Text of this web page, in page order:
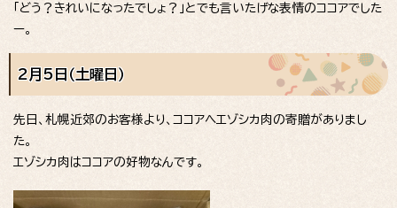
「どう？きれいになったでしょ？」とでも言いたげな表情のココアでした
ー。
2月5日（土曜日）
先日、札幌近郊のお客様より、ココアへエゾシカ肉の寄贈がありまし
た。
エゾシカ肉はココアの好物なんです。